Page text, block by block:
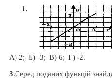
А) 2; Б) -3; В) 6; Г) -2.
3.Серед поданих функцій